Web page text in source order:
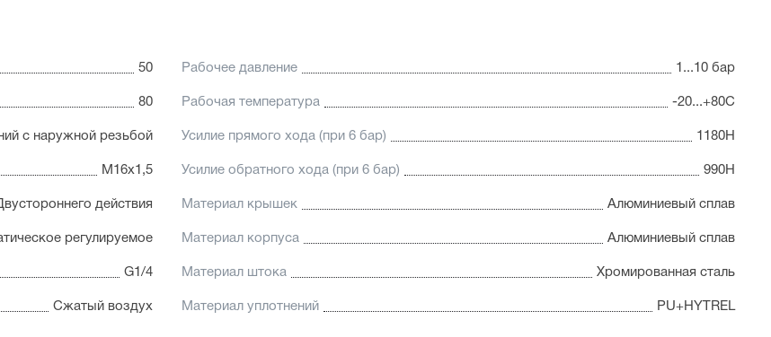
50 Рабочее давление 1...10 бар
80 Рабочая температура -20...+80С
с наружной резьбой Усилие прямого хода (при 6 бар) 1180Н
М16х1,5 Усилие обратного хода (при 6 бар) 990Н
действия Материал крышек Алюминиевый сплав
регулируемое Материал корпуса Алюминиевый сплав
G1/4 Материал штока Хромированная сталь
Сжатый воздух Материал уплотнений PU+HYTREL